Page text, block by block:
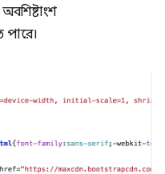
পারে।